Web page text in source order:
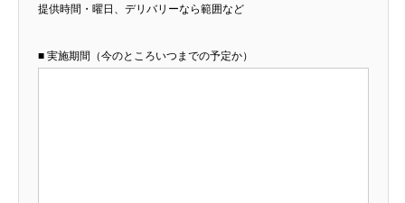
提供時間・曜日、デリバリーなら範囲など
■ 実施期間（今のところいつまでの予定か）